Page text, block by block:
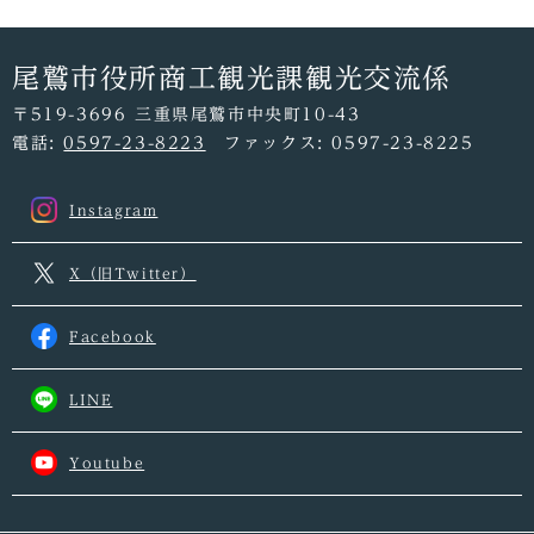
尾鷲市役所商工観光課観光交流係
〒519-3696 三重県尾鷲市中央町10-43
電話:0597-23-8223 ファックス: 0597-23-8225
Instagram
X（旧Twitter）
Facebook
LINE
Youtube